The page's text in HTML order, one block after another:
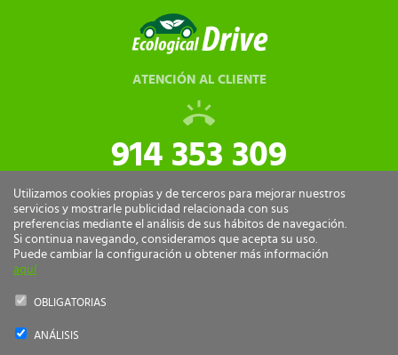
ATENCIÓN AL CLIENTE
914 353 309
tiendaonline@ecologicaldrive.com
Utilizamos cookies propias y de terceros para mejorar nuestros
servicios y mostrarle publicidad relacionada con sus
preferencias mediante el análisis de sus hábitos de navegación.
Si continua navegando, consideramos que acepta su uso.
Puede cambiar la configuración u obtener más información
aquí
OBLIGATORIAS
ANÁLISIS